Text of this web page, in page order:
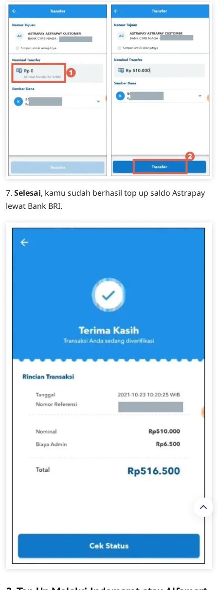
7. Selesai, kamu sudah berhasil top up saldo Astrapay
lewat Bank BRI.